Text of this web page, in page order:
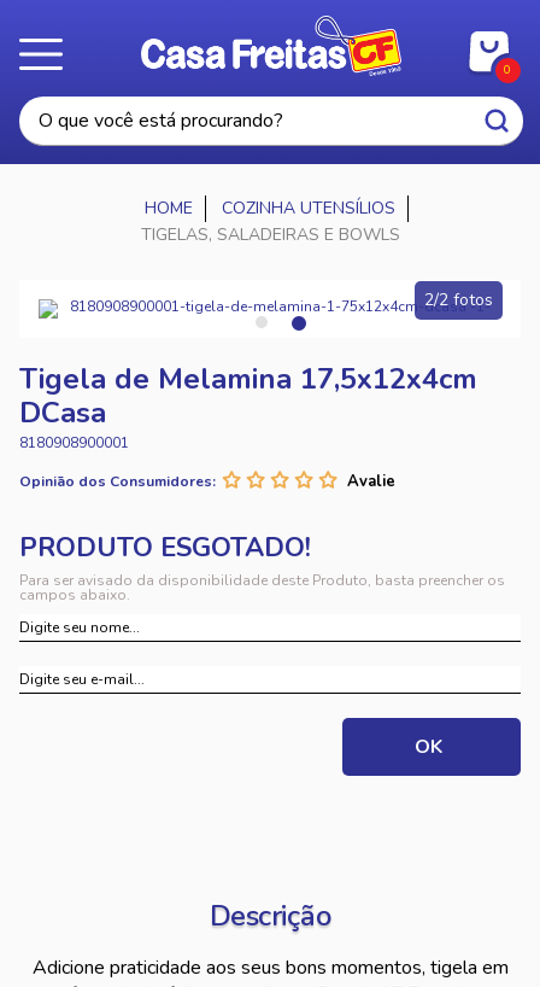
0
COZINHA UTENSÍLIOS
TIGELAS, SALADEIRAS E BOWLS
2/2 fotos
Tigela de Melamina 17,5x12x4cm
DCasa
8180908900001
Opinião dos Consumidores:
Para ser avisado da disponibilidade deste Produto, basta preencher os
campos abaixo.
Descrição
Adicione praticidade aos seus bons momentos, tigela em